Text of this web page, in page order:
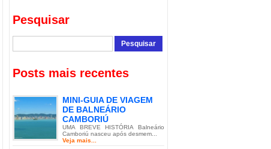
Pesquisar
Posts mais recentes
MINI-GUIA DE VIAGEM
DE BALNEÁRIO
CAMBORIÚ
UMA BREVE HISTÓRIA Balneário
Camboriú nasceu após desmem...
Veja mais...